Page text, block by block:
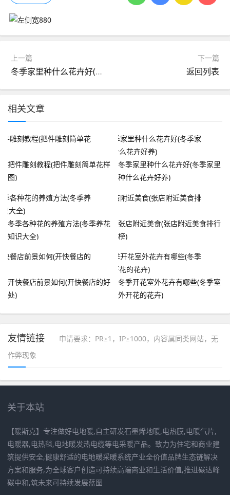
上一篇
冬季家里种什么花卉好(冬季家里种什么花卉好养)
下一篇
返回列表
相关文章
把件雕刻教程(把件雕刻简单花样
图)
冬季家里种什么花卉好(冬季家里
种什么花卉好养)
冬季各种花的养殖方法(冬季养花
知识大全)
张店附近美食(张店附近美食排行
榜)
开快餐店前景如何(开快餐店的好
处)
冬季开花室外花卉有哪些(冬季室
外开花的花卉)
友情链接
申请要求：PR≥1，IP≥1000，内容属同类网站，无
作弊现象
关于本站
【暖斯克】专注做好电地暖,自主研发石墨烯地暖,电热膜,电暖气片,
电暖器,电热毯,电地暖发热电缆等电采暖产品。致力为住宅和商业建
筑提供安全,健康舒适的电地暖采暖系统产业全价值品牌生态链解决
方案和服务,为全球客户创造可持续高端商业和生活价值,推进碳达峰
碳中和,筑未来可持续发展蓝图